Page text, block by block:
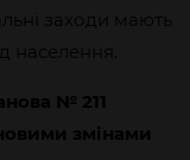
заходи мають
населення.
№ 211
змінами